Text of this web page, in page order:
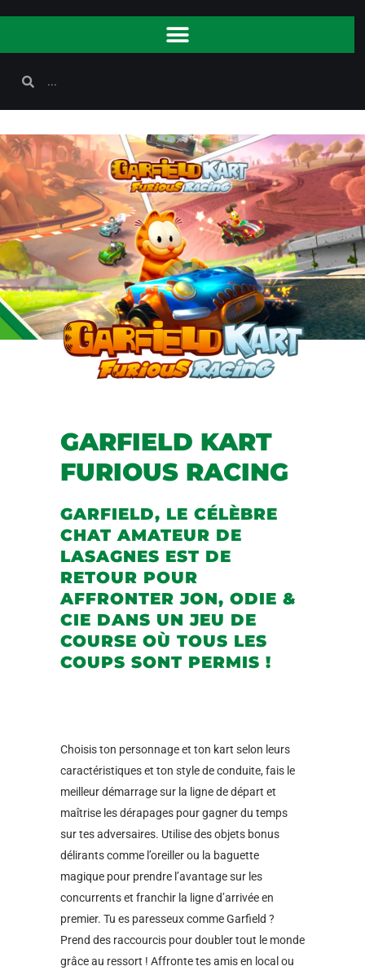
GARFIELD KART
FURIOUS RACING
GARFIELD, LE CÉLÈBRE
CHAT AMATEUR DE
LASAGNES EST DE
RETOUR POUR
AFFRONTER JON, ODIE &
CIE DANS UN JEU DE
COURSE OÙ TOUS LES
COUPS SONT PERMIS !
Choisis ton personnage et ton kart selon leurs
caractéristiques et ton style de conduite, fais le
meilleur démarrage sur la ligne de départ et
maîtrise les dérapages pour gagner du temps
sur tes adversaires. Utilise des objets bonus
délirants comme l’oreiller ou la baguette
magique pour prendre l’avantage sur les
concurrents et franchir la ligne d’arrivée en
premier. Tu es paresseux comme Garfield ?
Prend des raccourcis pour doubler tout le monde
grâce au ressort ! Affronte tes amis en local ou